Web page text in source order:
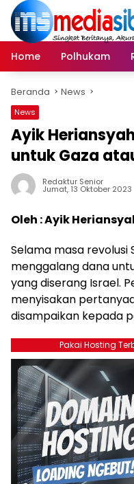
Langsung
konten
Home
Polhukam
Beranda News
News
Ayik
untuk Gaza
Redaktur Senior
Jumat, 13 Oktober 2023
Oleh : Ayik
Selama masa revolusi
menggalang dana
yang diserang Israel.
menyisakan
disampaikan kepada
Pakai Hosting